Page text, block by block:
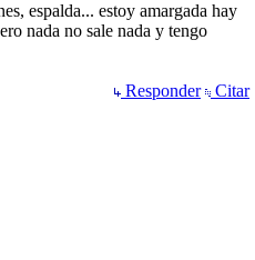
espalda... estoy amargada hay
nada no sale nada y tengo
Responder
Citar